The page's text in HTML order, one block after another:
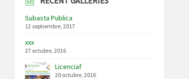
Subasta Publica
12 septiembre, 2017
xxx
27 octubre, 2016
Licenciaf
20 octubre, 2016